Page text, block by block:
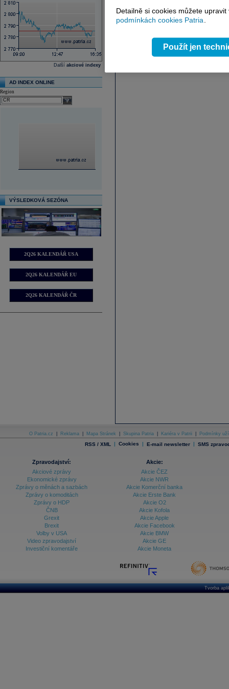
Další akciové indexy
AD INDEX ONLINE
Region
select
VÝSLEDKOVÁ SEZÓNA
2Q26 KALENDÁŘ USA
2Q26 KALENDÁŘ EU
2Q26 KALENDÁŘ ČR
O Patria.cz Reklama Mapa Stránek Skupina Patria Kariéra v Patrii Podmínky
RSS / XML | Cookies | E-mail newsletter | SMS
Zpravodajství:
Akciové zprávy
Ekonomické zprávy
Zprávy o měnách a sazbách
Zprávy o komoditách
Zprávy o HDP
ČNB
Grexit
Brexit
Volby v USA
Video zpravodajství
Investiční komentáře
Akcie:
Akcie ČEZ
Akcie NWR
Akcie Komerční banka
Akcie Erste Bank
Akcie O2
Akcie Kofola
Akcie Apple
Akcie Facebook
Akcie BMW
Akcie GE
Akcie Moneta
Tvorba
Detailně si cookies můžete
podmínkách cookies Patria.
Použít jen